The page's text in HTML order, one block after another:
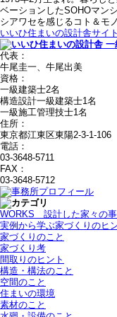
ベーションしたSOHOマン
シアワセを感じるコト＆モ
いいひ住まいの設計舎サイ
代表：
牛尾圭一、牛尾出美
資格：
一級建築士2名
構造設計一級建築士1名
一級施工管理技士1名
住所：
東京都江東区東陽2-3-1-106
電話：
03-3648-5711
FAX：
03-3648-5712
WORKS＿設計した家々の事
実例から学ぶ家づくりのヒ
家づくりのこと
家づくり考
間取りのヒント
構造・構法のこと
空間のこと
住まいの環境
素材のこと